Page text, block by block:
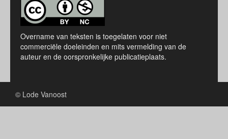
Overname van teksten is toegelaten voor niet
commerciële doeleinden en mits vermelding van de
auteur en de oorspronkelijke publicatieplaats.
© Lode Vanoost